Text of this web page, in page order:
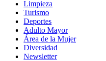
Limpieza
Turismo
Deportes
Adulto Mayor
Área de la Mujer
Diversidad
Newsletter